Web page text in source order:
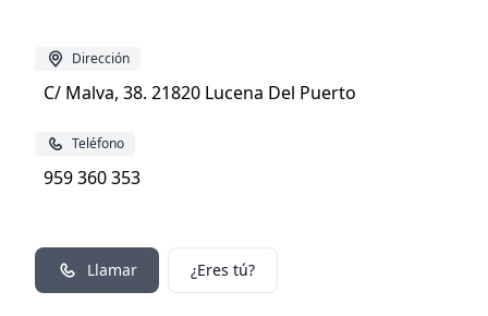
Dirección
C/ Malva, 38. 21820 Lucena Del Puerto
Teléfono
959 360 353
Llamar ¿Eres tú?